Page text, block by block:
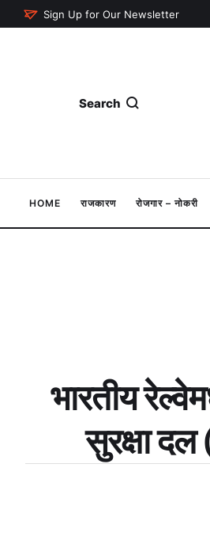
Sign Up for Our Newsletter
Search
HOME राजकारण रोजगार – नोकरी
भारतीय
सुरक्षा